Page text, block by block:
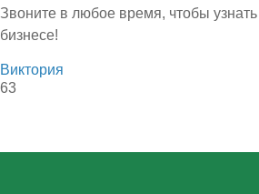
Звоните в любое время, чтобы
бизнесе!
Виктория
63